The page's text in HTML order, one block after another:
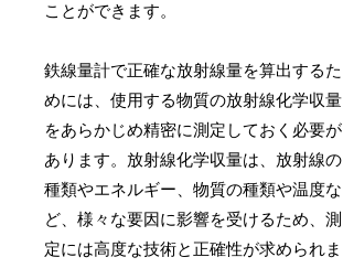
ことができます。
鉄線量計で正確な放射線量を算出するた
めには、使用する物質の放射線化学収量
をあらかじめ精密に測定しておく必要が
あります。放射線化学収量は、放射線の
種類やエネルギー、物質の種類や温度な
ど、様々な要因に影響を受けるため、測
定には高度な技術と正確性が求められま